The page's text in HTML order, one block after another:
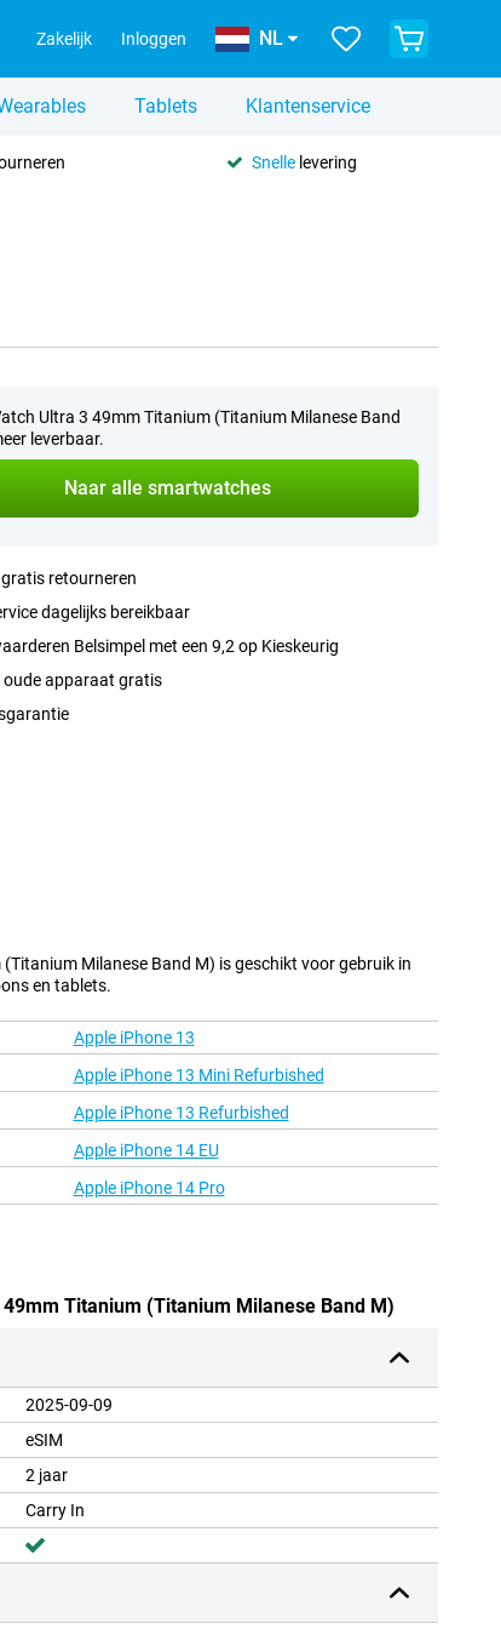
Zakelijk Inloggen NL
Tablets Klantenservice
Snellelevering
Ultra 3 49mm Titanium (Titanium Milanese Band
leverbaar.
Naar alle smartwatches
retourneren
dagelijks bereikbaar
Belsimpel met een 9,2 op Kieskeurig
apparaat gratis
Milanese Band M) is geschikt voor gebruik in
en tablets.
Apple iPhone 13
Apple iPhone 13 Mini Refurbished
Apple iPhone 13 Refurbished
Apple iPhone 14 EU
Apple iPhone 14 Pro
Titanium (Titanium Milanese Band M)
2025-09-09
eSIM
2 jaar
Carry In